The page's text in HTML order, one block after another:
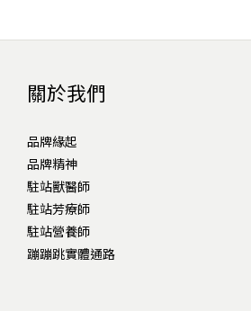
關於我們
品牌緣起
品牌精神
駐站獸醫師
駐站芳療師
駐站營養師
蹦蹦跳實體通路